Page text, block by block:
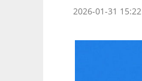
2026-01-31 15:22